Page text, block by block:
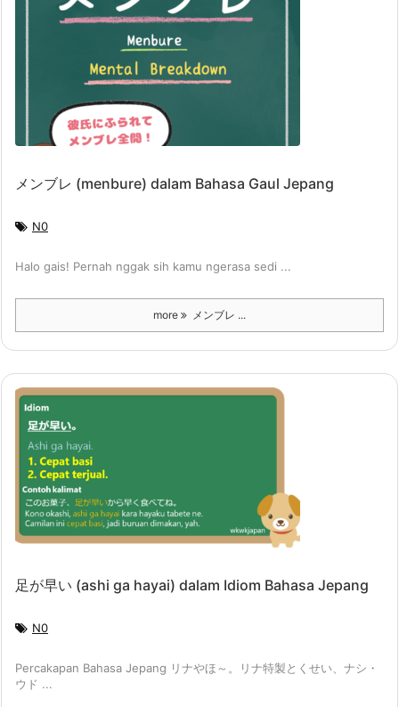
メンブレ (menbure) dalam Bahasa Gaul Jepang
N0
Halo gais! Pernah nggak sih kamu ngerasa sedi ...
more メンブレ ...
足が早い (ashi ga hayai) dalam Idiom Bahasa Jepang
N0
Percakapan Bahasa Jepang リナやほ～。リナ特製とくせい、ナシ・
ウド ...